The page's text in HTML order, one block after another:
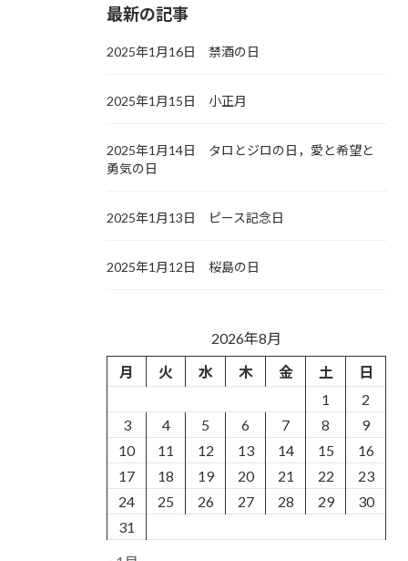
最新の記事
2025年1月16日 禁酒の日
2025年1月15日 小正月
2025年1月14日 タロとジロの日，愛と希望と
勇気の日
2025年1月13日 ピース記念日
2025年1月12日 桜島の日
2026年8月
月
火 水 木 金 土
日
1
2
3
4 5 6 7 8
9
10
11 12 13 14 15
16
17
18 19 20 21 22
23
24
25 26 27 28 29
30
31